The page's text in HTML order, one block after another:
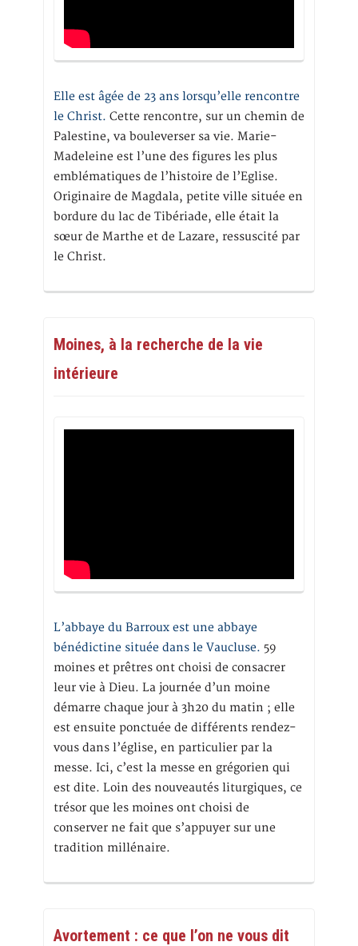
Elle est âgée de 23 ans lorsqu’elle rencontre
le Christ. Cette rencontre, sur un chemin de
Palestine, va bouleverser sa vie. Marie-
Madeleine est l’une des figures les plus
emblématiques de l’histoire de l’Eglise.
Originaire de Magdala, petite ville située en
bordure du lac de Tibériade, elle était la
sœur de Marthe et de Lazare, ressuscité par
le Christ.
Moines, à la recherche de la vie
intérieure
L’abbaye du Barroux est une abbaye
bénédictine située dans le Vaucluse. 59
moines et prêtres ont choisi de consacrer
leur vie à Dieu. La journée d’un moine
démarre chaque jour à 3h20 du matin ; elle
est ensuite ponctuée de différents rendez-
vous dans l’église, en particulier par la
messe. Ici, c’est la messe en grégorien qui
est dite. Loin des nouveautés liturgiques, ce
trésor que les moines ont choisi de
conserver ne fait que s’appuyer sur une
tradition millénaire.
Avortement : ce que l’on ne vous dit